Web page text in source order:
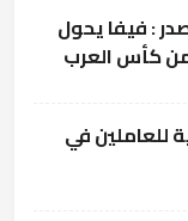
: فيفا يحول
من كأس العرب
للعاملين في